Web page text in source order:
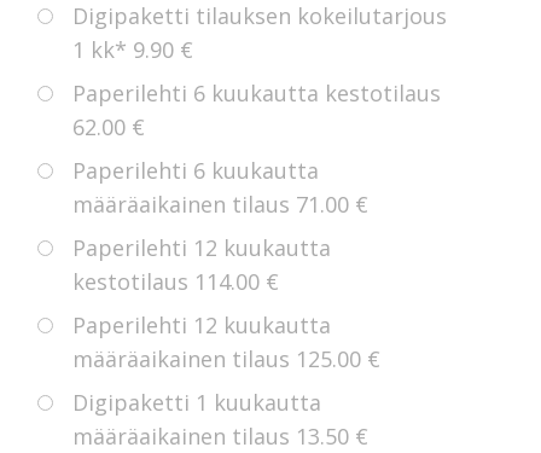
Digipaketti tilauksen kokeilutarjous
1 kk* 9.90 €
Paperilehti 6 kuukautta kestotilaus
62.00 €
Paperilehti 6 kuukautta
määräaikainen tilaus 71.00 €
Paperilehti 12 kuukautta
kestotilaus 114.00 €
Paperilehti 12 kuukautta
määräaikainen tilaus 125.00 €
Digipaketti 1 kuukautta
määräaikainen tilaus 13.50 €